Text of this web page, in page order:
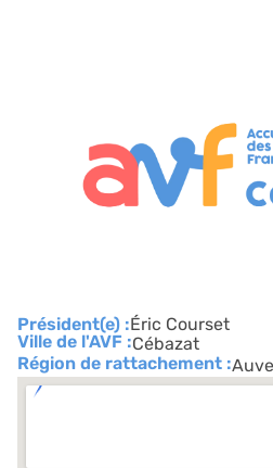
Président(e) :Éric Courset
Ville de l'AVF :Cébazat
Région de rattachement :